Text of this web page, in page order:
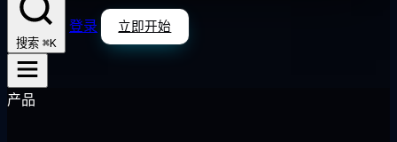
搜索 ⌘K
登录 立即开始
产品